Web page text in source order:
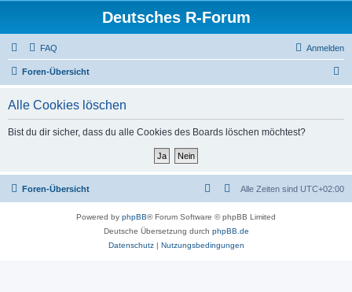
Deutsches R-Forum
FAQ Anmelden
Foren-Übersicht
Alle Cookies löschen
Bist du dir sicher, dass du alle Cookies des Boards löschen möchtest?
Foren-Übersicht Alle Zeiten sind UTC+02:00
Powered by phpBB® Forum Software © phpBB Limited
Deutsche Übersetzung durch phpBB.de
Datenschutz| Nutzungsbedingungen